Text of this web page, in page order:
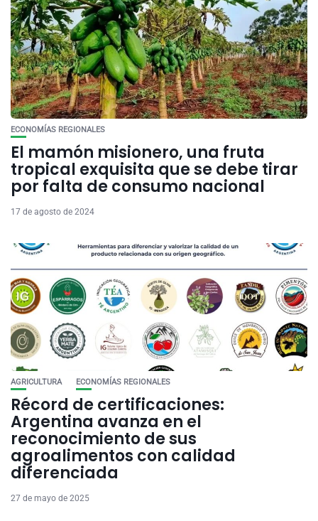
ECONOMÍAS REGIONALES
El mamón misionero, una fruta
tropical exquisita que se debe tirar
por falta de consumo nacional
17 de agosto de 2024
AGRICULTURA ECONOMÍAS REGIONALES
Récord de certificaciones:
Argentina avanza en el
reconocimiento de sus
agroalimentos con calidad
diferenciada
27 de mayo de 2025